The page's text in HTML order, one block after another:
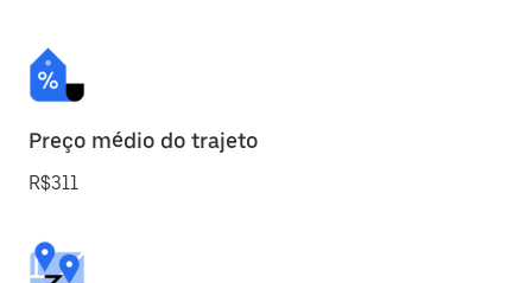
Preço médio do trajeto
R$311